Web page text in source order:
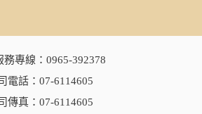
務專線： 0965-392378
電話： 07-6114605
傳真：07-6114605